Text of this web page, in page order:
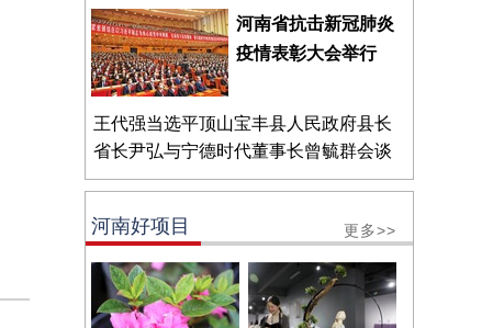
河南省抗击新冠肺炎
疫情表彰大会举行
王代强当选平顶山宝丰县人民政府县长
省长尹弘与宁德时代董事长曾毓群会谈
河南好项目 更多>>